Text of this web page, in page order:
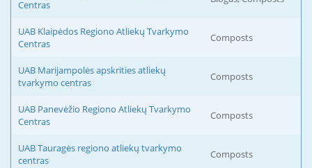
Centras
UAB Klaipėdos Regiono Atliekų Tvarkymo
Centras
Composts
UAB Marijampolės apskrities atliekų
tvarkymo centras
Composts
UAB Panevėžio Regiono Atliekų Tvarkymo
Centras
Composts
UAB Tauragės regiono atliekų tvarkymo
centras
Composts